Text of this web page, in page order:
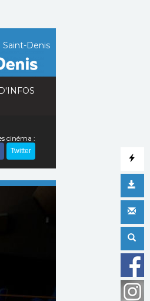
Saint-Denis
cinéma :
Twitter